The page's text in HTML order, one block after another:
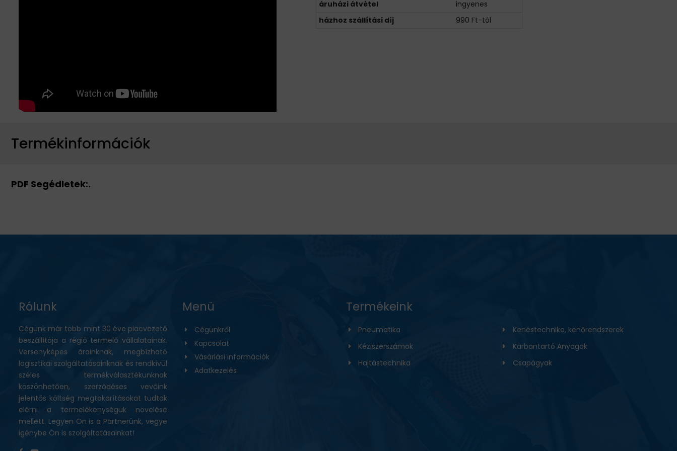
áruházi átvétel
ingyenes
házhoz szállítási díj
990 Ft-tól
Termékinformációk
PDF Segédletek:.
Rólunk
Cégünk már több mint 30 éve piacvezető
beszállítója a régió termelő vállalatainak.
Versenyképes árainknak, megbízható
logisztikai szolgáltatásainknak és rendkívül
széles termékválasztékunknak
köszönhetően, szerződéses vevőink
jelentős költség megtakarításokat tudtak
elérni a termelékenységük növelése
mellett. Legyen Ön is a Partnerünk, vegye
igénybe Ön is szolgáltatásainkat!
Menü
Cégünkről
Kapcsolat
Vásárlási információk
Adatkezelés
Termékeink
Pneumatika
Kéziszerszámok
Hajtástechnika
Kenéstechnika, kenőrendszerek
Karbantartó Anyagok
Csapágyak